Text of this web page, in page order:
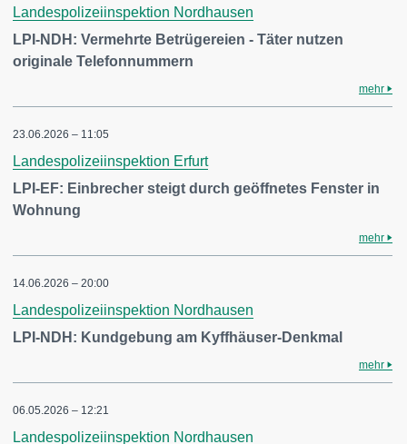
Landespolizeiinspektion Nordhausen
LPI-NDH: Vermehrte Betrügereien - Täter nutzen
originale Telefonnummern
mehr
23.06.2026 – 11:05
Landespolizeiinspektion Erfurt
LPI-EF: Einbrecher steigt durch geöffnetes Fenster in
Wohnung
mehr
14.06.2026 – 20:00
Landespolizeiinspektion Nordhausen
LPI-NDH: Kundgebung am Kyffhäuser-Denkmal
mehr
06.05.2026 – 12:21
Landespolizeiinspektion Nordhausen